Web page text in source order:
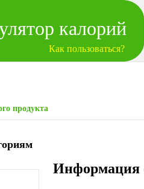
калорий
Как пользоваться?
продукта
Информация